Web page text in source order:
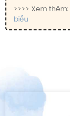
>>>> Xem thêm:
biểu